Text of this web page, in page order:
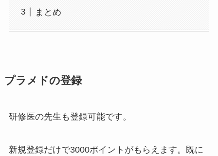
まとめ
プラメドの登録
研修医の先生も登録可能です。
新規登録だけで3000ポイントがもらえます。
既に